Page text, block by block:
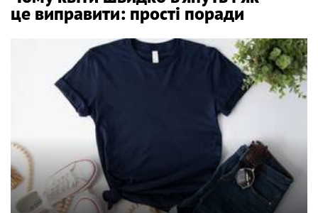
це виправити: прості поради